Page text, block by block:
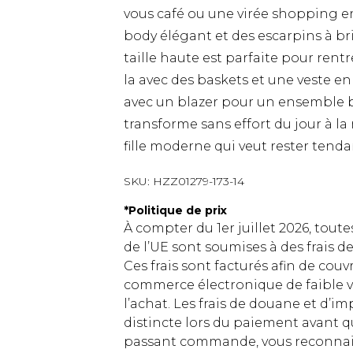
vous café ou une virée shopping
body élégant et des escarpins à
taille haute est parfaite pour
la avec des baskets et une veste
avec un blazer pour un ensemble
transforme sans effort du jour à
fille moderne qui veut rester
SKU: HZZ01279-173-14
*Politique de prix
À compter du 1er juillet 2026,
de l’UE sont soumises à des frais
Ces frais sont facturés afin de
commerce électronique de faible
l’achat. Les frais de douane et
distincte lors du paiement avant
passant commande, vous